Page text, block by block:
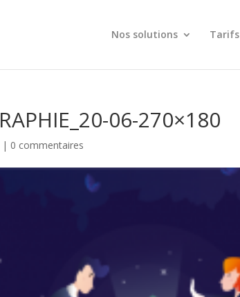
Nos solutions Tarifs
06-270×180
| 0 commentaires